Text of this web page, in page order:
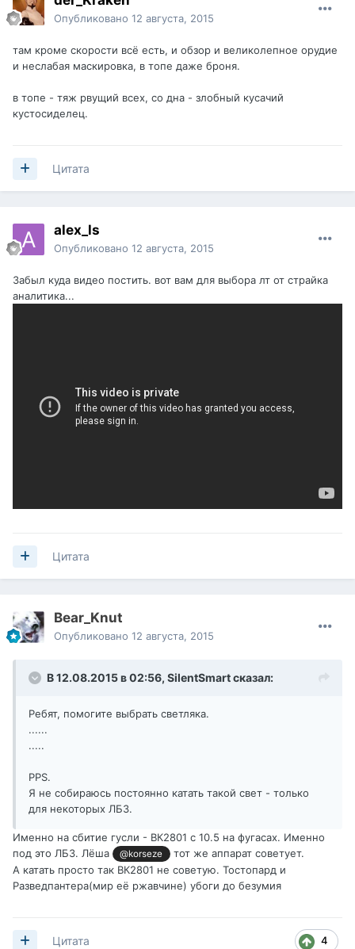
Опубликовано 12 августа, 2015
там кроме скорости всё есть, и обзор и великолепное орудие
и неслабая маскировка, в топе даже броня.
в топе - тяж рвущий всех, со дна - злобный кусачий
кустосиделец.
Цитата
alex_ls
Опубликовано 12 августа, 2015
Забыл куда видео постить. вот вам для выбора лт от страйка
аналитика...
Цитата
Bear_Knut
Опубликовано 12 августа, 2015
В 12.08.2015 в 02:56, SilentSmartсказал:
Ребят, помогите выбрать светляка.
......
.....
PPS.
Я не собираюсь постоянно катать такой свет - только
для некоторых ЛБЗ.
Именно на сбитие гусли - ВК2801 с 10.5 на фугасах. Именно
под это ЛБЗ. Лёша
@korseze
тот же аппарат советует.
А катать просто так ВК2801 не советую. Тостопард и
Разведпантера(мир её ржавчине) убоги до безумия
4
Цитата